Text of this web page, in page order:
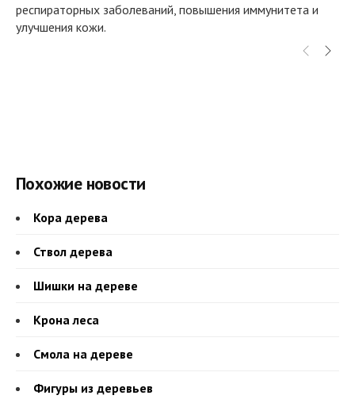
респираторных заболеваний, повышения иммунитета и
улучшения кожи.
Похожие новости
Кора дерева
Ствол дерева
Шишки на дереве
Крона леса
Смола на дереве
Фигуры из деревьев